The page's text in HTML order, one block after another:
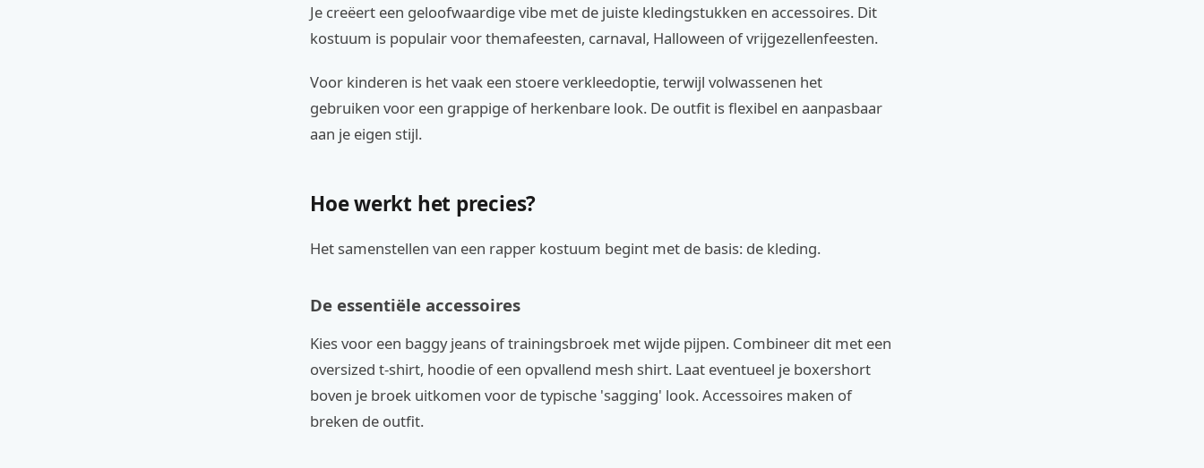
Je creëert een geloofwaardige vibe met de juiste kledingstukken en accessoires. Dit
kostuum is populair voor themafeesten, carnaval, Halloween of vrijgezellenfeesten.
Voor kinderen is het vaak een stoere verkleedoptie, terwijl volwassenen het
gebruiken voor een grappige of herkenbare look. De outfit is flexibel en aanpasbaar
aan je eigen stijl.
Hoe werkt het precies?
Het samenstellen van een rapper kostuum begint met de basis: de kleding.
De essentiële accessoires
Kies voor een baggy jeans of trainingsbroek met wijde pijpen. Combineer dit met een
oversized t-shirt, hoodie of een opvallend mesh shirt. Laat eventueel je boxershort
boven je broek uitkomen voor de typische 'sagging' look. Accessoires maken of
breken de outfit.